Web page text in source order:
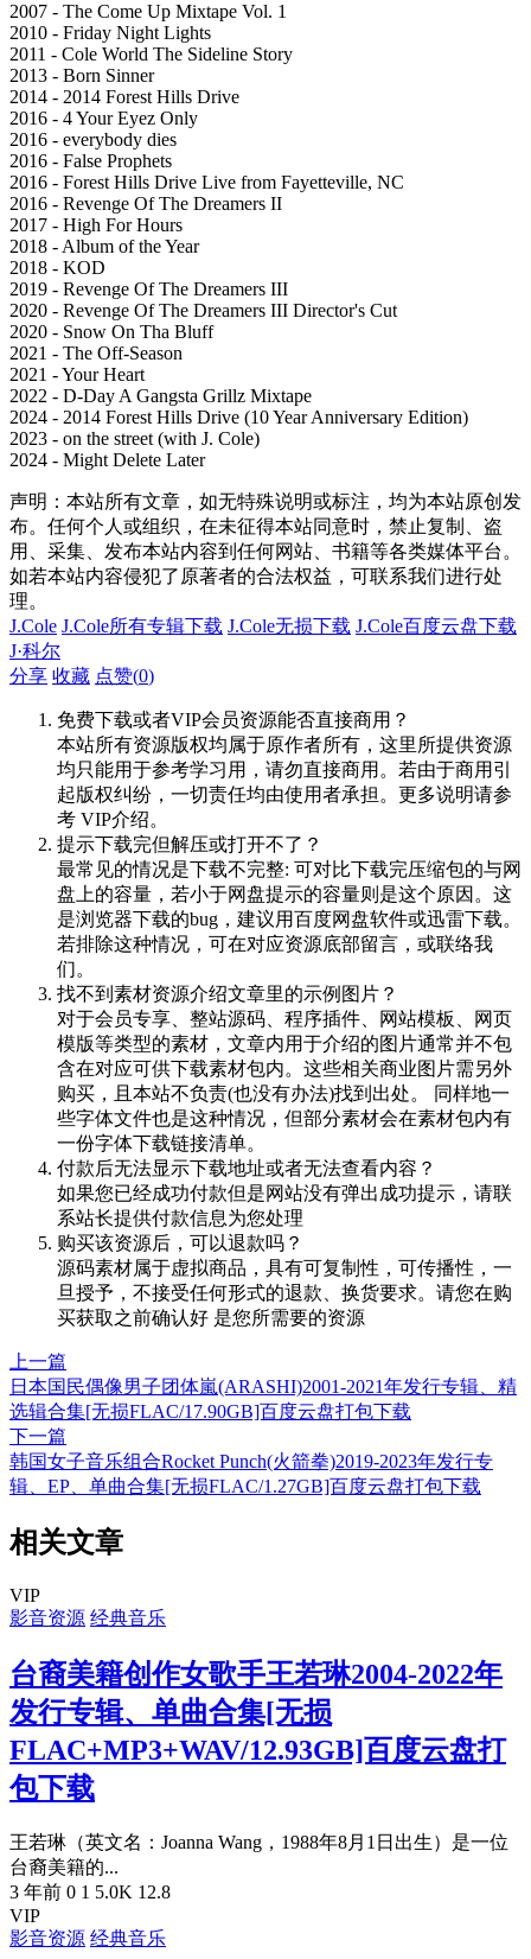
2007 - The Come Up Mixtape Vol. 1
2010 - Friday Night Lights
2011 - Cole World The Sideline Story
2013 - Born Sinner
2014 - 2014 Forest Hills Drive
2016 - 4 Your Eyez Only
2016 - everybody dies
2016 - False Prophets
2016 - Forest Hills Drive Live from Fayetteville, NC
2016 - Revenge Of The Dreamers II
2017 - High For Hours
2018 - Album of the Year
2018 - KOD
2019 - Revenge Of The Dreamers III
2020 - Revenge Of The Dreamers III Director's Cut
2020 - Snow On Tha Bluff
2021 - The Off-Season
2021 - Your Heart
2022 - D-Day A Gangsta Grillz Mixtape
2024 - 2014 Forest Hills Drive (10 Year Anniversary Edition)
2023 - on the street (with J. Cole)
2024 - Might Delete Later
声明：本站所有文章，如无特殊说明或标注，均为本站原创发
布。任何个人或组织，在未征得本站同意时，禁止复制、盗
用、采集、发布本站内容到任何网站、书籍等各类媒体平台。
如若本站内容侵犯了原著者的合法权益，可联系我们进行处
理。
J.Cole J.Cole所有专辑下载 J.Cole无损下载 J.Cole百度云盘下载
J·科尔
分享 收藏 点赞(0)
免费下载或者VIP会员资源能否直接商用？
本站所有资源版权均属于原作者所有，这里所提供资源
均只能用于参考学习用，请勿直接商用。若由于商用引
起版权纠纷，一切责任均由使用者承担。更多说明请参
考 VIP介绍。
提示下载完但解压或打开不了？
最常见的情况是下载不完整: 可对比下载完压缩包的与网
盘上的容量，若小于网盘提示的容量则是这个原因。这
是浏览器下载的bug，建议用百度网盘软件或迅雷下载。
若排除这种情况，可在对应资源底部留言，或联络我
们。
找不到素材资源介绍文章里的示例图片？
对于会员专享、整站源码、程序插件、网站模板、网页
模版等类型的素材，文章内用于介绍的图片通常并不包
含在对应可供下载素材包内。这些相关商业图片需另外
购买，且本站不负责(也没有办法)找到出处。 同样地一
些字体文件也是这种情况，但部分素材会在素材包内有
一份字体下载链接清单。
付款后无法显示下载地址或者无法查看内容？
如果您已经成功付款但是网站没有弹出成功提示，请联
系站长提供付款信息为您处理
购买该资源后，可以退款吗？
源码素材属于虚拟商品，具有可复制性，可传播性，一
旦授予，不接受任何形式的退款、换货要求。请您在购
买获取之前确认好 是您所需要的资源
上一篇
日本国民偶像男子团体嵐(ARASHI)2001-2021年发行专辑、精
选辑合集[无损FLAC/17.90GB]百度云盘打包下载
下一篇
韩国女子音乐组合Rocket Punch(火箭拳)2019-2023年发行专
辑、EP、单曲合集[无损FLAC/1.27GB]百度云盘打包下载
相关文章
VIP
影音资源 经典音乐
台裔美籍创作女歌手王若琳2004-2022年
发行专辑、单曲合集[无损
FLAC+MP3+WAV/12.93GB]百度云盘打
包下载
王若琳（英文名：Joanna Wang，1988年8月1日出生）是一位
台裔美籍的...
3 年前 0 1 5.0K 12.8
VIP
影音资源 经典音乐